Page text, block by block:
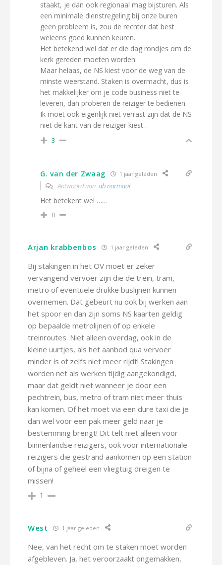
staakt, je dan ook regionaal mag bijsturen. Als
een minimale dienstregeling bij onze buren
geen probleem is, zou de rechter dat best
weleens goed kunnen keuren.
Het betekend wel dat er die dag rondjes om de
kerk gereden moeten worden.
Maar helaas, de NS kiest voor de weg van de
minste weerstand. Staken is overmacht, dus is
het makkelijker om je code business niet te
leveren, dan proberen de reiziger te bedienen.
Ik moet ook eigenlijk niet verrast zijn dat de NS
niet de kant van de reiziger kiest .
3
G. van der Zwaag 1 jaar geleden
Antwoord aan ab normaal
Het betekent wel ……
0
Arjan krabbenbos 1 jaar geleden
Bij stakingen in het OV moet er zeker
vervangend vervoer zijn die de trein, tram,
metro of eventuele drukke buslijnen kunnen
overnemen. Dat gebeurt nu ook bij werken aan
het spoor en dan zijn soms NS kaarten geldig
op bepaalde metrolijnen of op enkele
treinroutes. Niet alleen overdag, ook in de
kleine uurtjes, als het aanbod qua vervoer
minder is of zelfs niet meer rijdt! Stakingen
worden net als werken tijdig aangekondigd,
maar dat geldt niet wanneer je door een
pechtrein, bus, metro of tram niet meer thuis
kan komen. Of het moet via een dure taxi die je
dan wel voor een pak meer geld naar je
bestemming brengt! Dit telt niet alleen voor
binnenlandse reizigers, ook voor internationale
reizigers die gestrand aankomen op een station
of bijna of geheel een vliegtuig dreigen te
missen!
1
West 1 jaar geleden
Nee, van het recht om te staken moet worden
afgebleven. Ja, het veroorzaakt ongemakken,